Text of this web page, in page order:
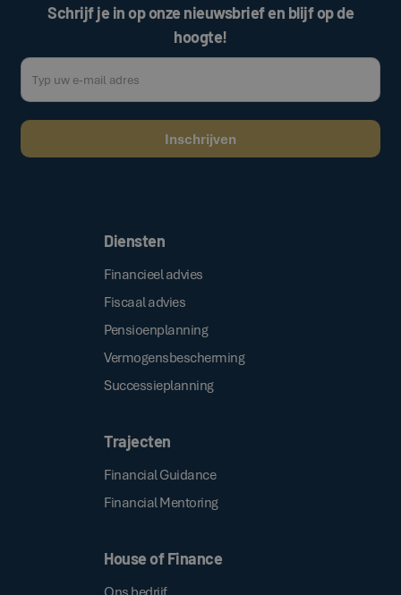
Schrijf je in op onze nieuwsbrief en blijf op de
hoogte!
Diensten
Financieel advies
Fiscaal advies
Pensioenplanning
Vermogensbescherming
Successieplanning
Trajecten
Financial Guidance
Financial Mentoring
House of Finance